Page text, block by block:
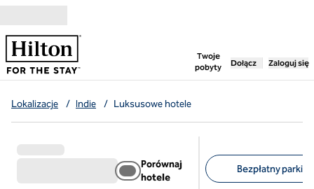
Twoje
pobyty
,otwiera nową
Dołącz Zaloguj się
Lokalizacje / Indie / Luksusowe hotele
Porównaj
hotele
Bezpłatny